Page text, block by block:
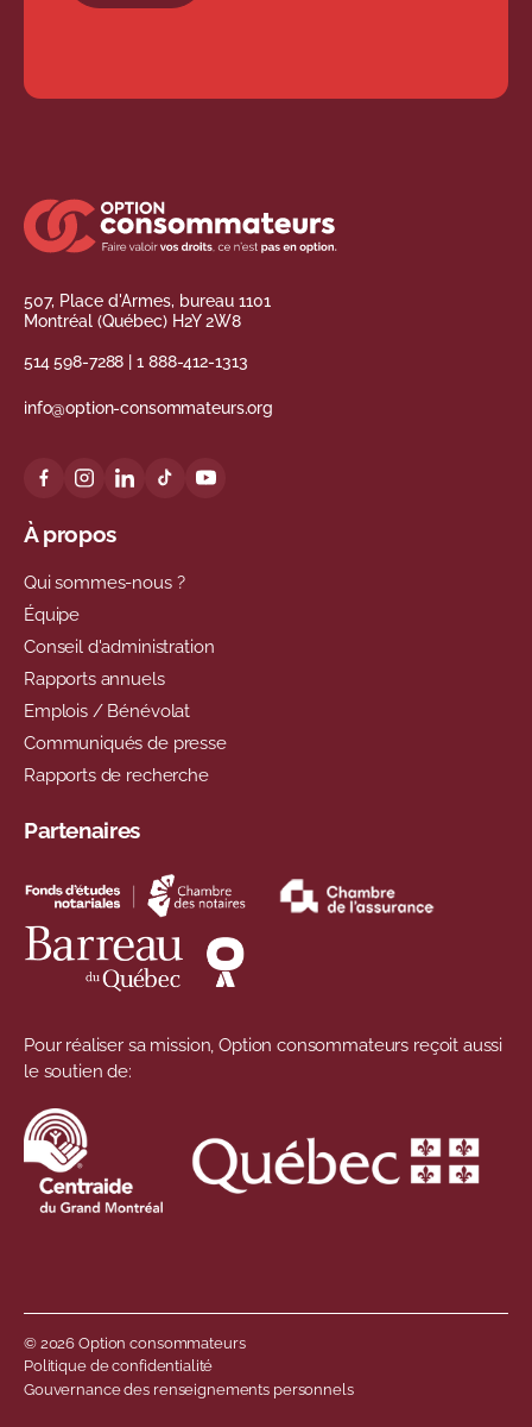
507, Place d'Armes, bureau 1101
Montréal (Québec) H2Y 2W8
514 598-7288 |1 888-412-1313
info@option-consommateurs.org
À propos
Qui sommes-nous ?
Équipe
Conseil d'administration
Rapports annuels
Emplois / Bénévolat
Communiqués de presse
Rapports de recherche
Partenaires
Pour réaliser sa mission, Option consommateurs reçoit aussi
le soutien de:
© 2026 Option consommateurs
Menu de pied de
Politique de confidentialité
Gouvernance des renseignements personnels